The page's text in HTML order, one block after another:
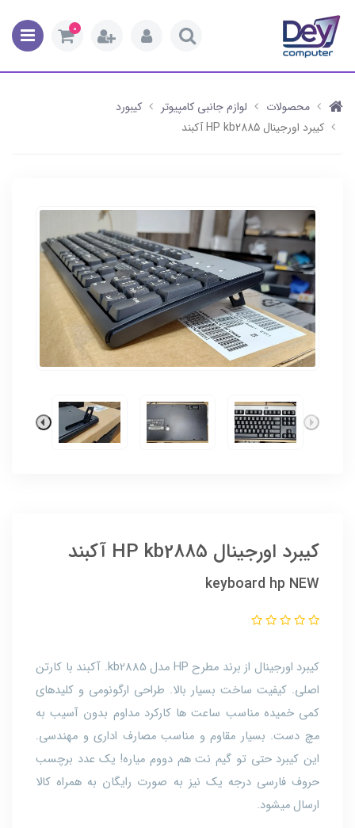
0
محصولات لوازم جانبی کامپیوتر
کیبورد
کیبرد اورجینال HP kb2885 آکبند
کیبرد اورجینال HP kb2885 آکبند
keyboard hp NEW
کیبرد اورجینال از برند مطرح HP مدل kb2885. آکبند با کارتن
اصلی. کیفیت ساخت بسیار بالا. طراحی ارگونومی و کلیدهای
کمی خمیده مناسب ساعت ها کارکرد مداوم بدون آسیب به
مچ دست. بسیار مقاوم و مناسب مصارف اداری و مهندسی.
این کیبرد حتی تو گیم نت هم دووم میاره! یک عدد برچسب
حروف فارسی درجه یک نیز به صورت رایگان به همراه کالا
ارسال میشود.